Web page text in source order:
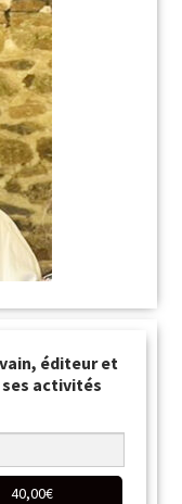
éditeur et
activités
40,00€